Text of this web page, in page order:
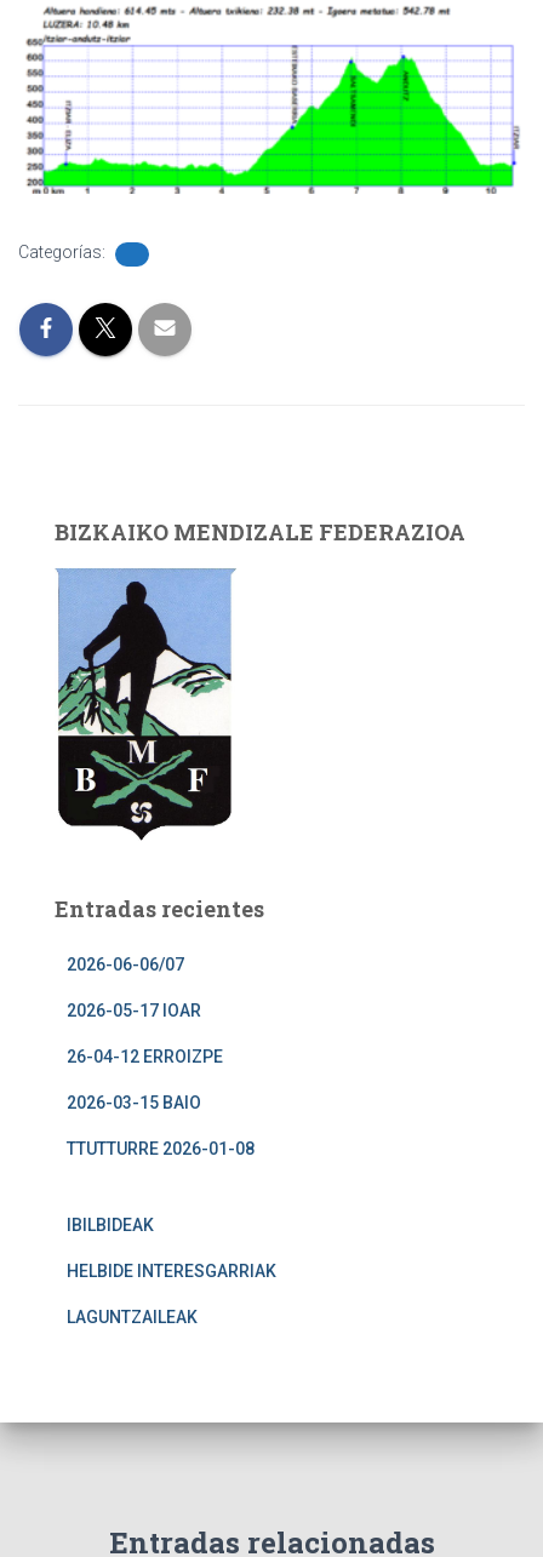
Categorías:
BIZKAIKO MENDIZALE FEDERAZIOA
Entradas recientes
2026-06-06/07
2026-05-17 IOAR
26-04-12 ERROIZPE
2026-03-15 BAIO
TTUTTURRE 2026-01-08
IBILBIDEAK
HELBIDE INTERESGARRIAK
LAGUNTZAILEAK
Entradas relacionadas